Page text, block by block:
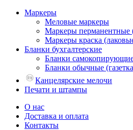
Маркеры
Меловые маркеры
Маркеры перманентные
Маркеры краска
Бланки бухгалтерские
Бланки
Бланки обычные
Канцелярские мелочи
Печати и штампы
О нас
Доставка и оплата
Контакты